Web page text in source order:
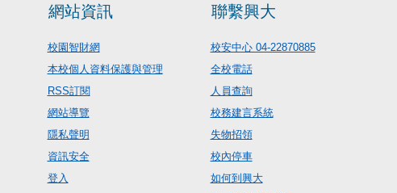
網站資訊
校園智財網
本校個人資料保護與管理
RSS訂閱
網站導覽
隱私聲明
資訊安全
登入
聯繫興大
校安中心 04-22870885
全校電話
人員查詢
校務建言系統
失物招領
校內停車
如何到興大